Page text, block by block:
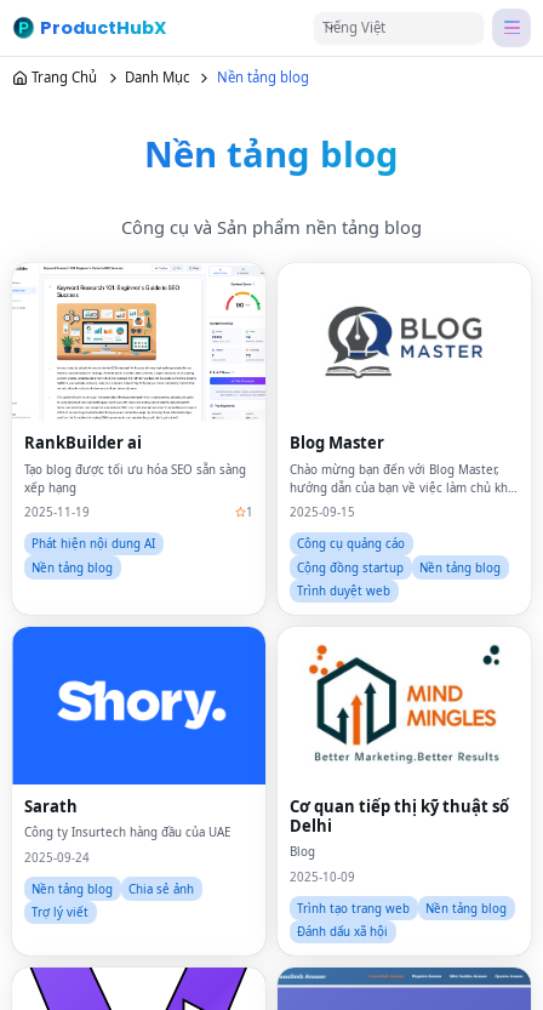
ProductHubX Tiếng Việt
Trang Chủ Danh Mục Nền tảng blog
Nền tảng blog
Công cụ và Sản phẩm nền tảng blog
RankBuilder ai
Tạo blog được tối ưu hóa SEO sẵn sàng
xếp hạng
2025-11-19
1
Phát hiện nội dung AI
Nền tảng blog
Blog Master
Chào mừng bạn đến với Blog Master,
hướng dẫn của bạn về việc làm chủ khả
năng hiển thị trong thời đại kỹ thuật số.
2025-09-15
Công cụ quảng cáo
Cộng đồng startup
Nền tảng blog
Trình duyệt web
Sarath
Công ty Insurtech hàng đầu của UAE
2025-09-24
Nền tảng blog
Chia sẻ ảnh
Trợ lý viết
Cơ quan tiếp thị kỹ thuật số
Delhi
Blog
2025-10-09
Trình tạo trang web
Nền tảng blog
Đánh dấu xã hội